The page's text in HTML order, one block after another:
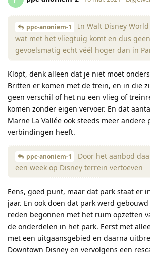
ppc-anoniem-1
In Walt Disney
wat met het vliegtuig komt en dus
gevoelsmatig echt véél hoger dan in
Klopt, denk alleen dat je niet moet
Britten er komen met de trein, en in die
geen verschil of het nu een vlieg of
komen zonder eigen vervoer. En dat
Marne La Vallée ook steeds meer andere
verbindingen heeft.
ppc-anoniem-1
Door het aanbod
een week op Disney terrein vertoeven
Eens, goed punt, maar dat park staat er
jaar. En ook doen dat park werd
reden begonnen met het ruim opzetten
de onderdelen in het park. Eerst met
met een uitgaansgebied en daarna
Downtown Disney en vervolgens een